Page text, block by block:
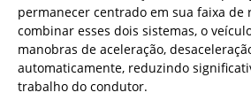
permanecer centrado em sua faixa de
combinar esses dois sistemas, o
manobras de aceleração,
automaticamente, reduzindo
trabalho do condutor.